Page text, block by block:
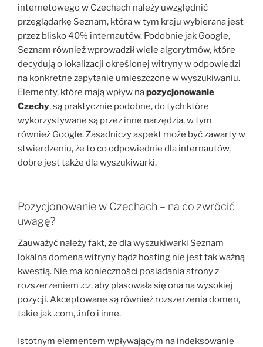
internetowego w Czechach należy uwzględnić
przeglądarkę Seznam, która w tym kraju wybierana jest
przez blisko 40% internautów. Podobnie jak Google,
Seznam również wprowadził wiele algorytmów, które
decydują o lokalizacji określonej witryny w odpowiedzi
na konkretne zapytanie umieszczone w wyszukiwaniu.
Elementy, które mają wpływ napozycjonowanie
Czechy, są praktycznie podobne, do tych które
wykorzystywane są przez inne narzędzia, w tym
również Google. Zasadniczy aspekt może być zawarty w
stwierdzeniu, że to co odpowiednie dla internautów,
dobre jest także dla wyszukiwarki.
Pozycjonowanie w Czechach – na co zwrócić
uwagę?
Zauważyć należy fakt, że dla wyszukiwarki Seznam
lokalna domena witryny bądź hosting nie jest tak ważną
kwestią. Nie ma konieczności posiadania strony z
rozszerzeniem .cz, aby plasowała się ona na wysokiej
pozycji. Akceptowane są również rozszerzenia domen,
takie jak .com, .info i inne.
Istotnym elementem wpływającym na indeksowanie